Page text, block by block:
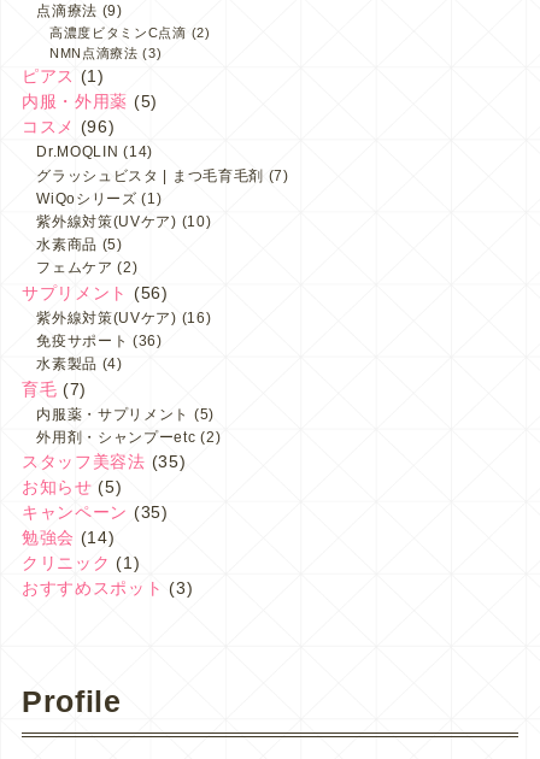
点滴療法 (9)
高濃度ビタミンC点滴 (2)
NMN点滴療法 (3)
ピアス (1)
内服・外用薬 (5)
コスメ
(96)
Dr.MOQLIN (14)
グラッシュビスタ | まつ毛育毛剤 (7)
WiQoシリーズ (1)
紫外線対策(UVケア) (10)
水素商品 (5)
フェムケア (2)
サプリメント (56)
紫外線対策(UVケア) (16)
免疫サポート (36)
水素製品 (4)
育毛 (7)
内服薬・サプリメント (5)
外用剤・シャンプーetc (2)
スタッフ美容法 (35)
お知らせ (5)
キャンペーン (35)
勉強会 (14)
クリニック (1)
おすすめスポット (3)
Profile